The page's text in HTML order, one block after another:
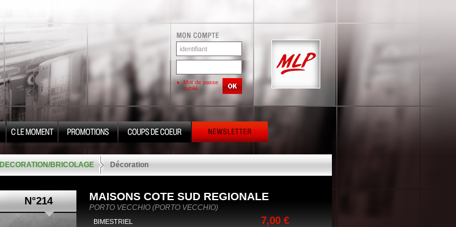
Mot de passe
oublié
DECORATION/BRICOLAGE Décoration
N°214 MAISONS COTE SUD REGIONALE
PORTO VECCHIO (PORTO VECCHIO)
7,00 €
BIMESTRIEL